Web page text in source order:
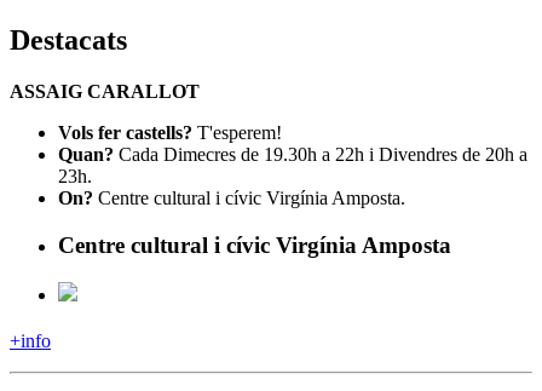
Destacats
ASSAIG CARALLOT
Vols fer castells? T'esperem!
Quan? Cada Dimecres de 19.30h a 22h i Divendres de 20h a
23h.
On? Centre cultural i cívic Virgínia Amposta.
Centre cultural i cívic Virgínia Amposta
+info